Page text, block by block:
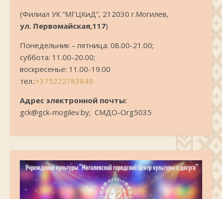
(Филиал УК “МГЦКиД”, 212030 г.Могилев,
ул. Первомайская,117)
Понедельник – пятница: 08.00-21.00;
суббота: 11.00-20.00;
воскресенье: 11.00-19.00
тел.:+375222783849
Адрес электронной почты:
gck@gck-mogilev.by; СМДО-Org5035